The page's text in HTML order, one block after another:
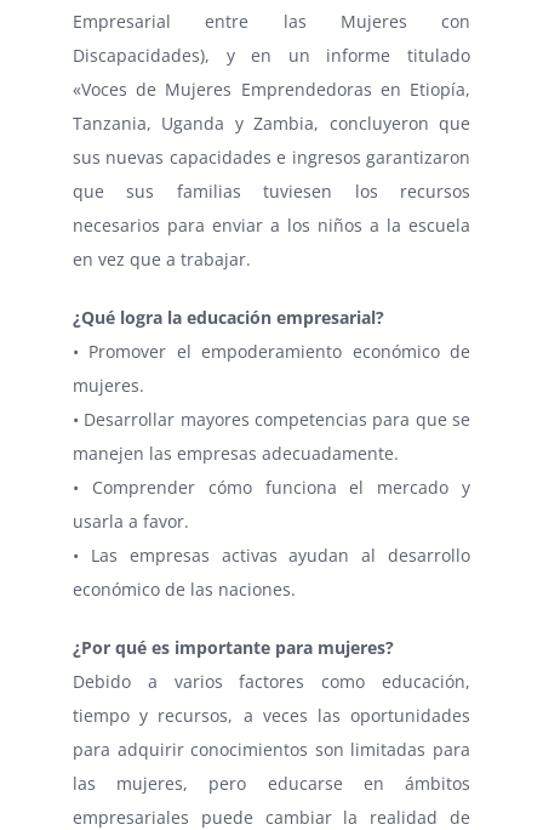
Empresarial entre las Mujeres con
Discapacidades), y en un informe titulado
«Voces de Mujeres Emprendedoras en Etiopía,
Tanzania, Uganda y Zambia, concluyeron que
sus nuevas capacidades e ingresos garantizaron
que sus familias tuviesen los recursos
necesarios para enviar a los niños a la escuela
en vez que a trabajar.
¿Qué logra la educación empresarial?
• Promover el empoderamiento económico de
mujeres.
• Desarrollar mayores competencias para que se
manejen las empresas adecuadamente.
• Comprender cómo funciona el mercado y
usarla a favor.
• Las empresas activas ayudan al desarrollo
económico de las naciones.
¿Por qué es importante para mujeres?
Debido a varios factores como educación,
tiempo y recursos, a veces las oportunidades
para adquirir conocimientos son limitadas para
las mujeres, pero educarse en ámbitos
empresariales puede cambiar la realidad de